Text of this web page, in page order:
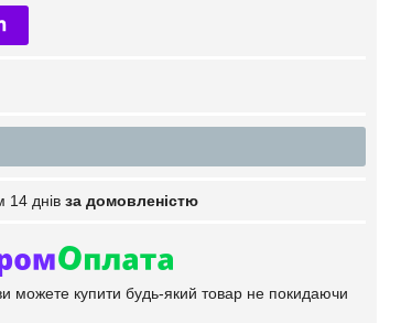
14 днів за домовленістю
можете купити будь-який товар не покидаючи